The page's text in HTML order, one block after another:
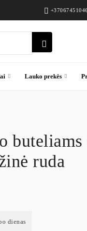
Lauko prekės
buteliams
ruda
dienas